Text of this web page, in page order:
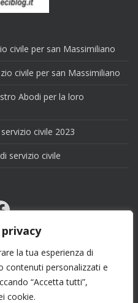
la tua esperienza di
contenuti personalizzati e
“Accetta tutti”,
cookie.
civile per san Massimiliano
civile per san Massimiliano
Abodi per la loro
civile 2023
servizio civile